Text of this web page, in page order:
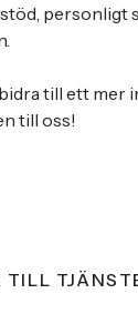
personligt
till ett mer
till oss!
TILL